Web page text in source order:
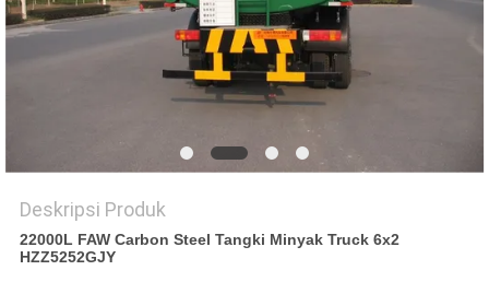
Deskripsi Produk
22000L FAW Carbon Steel Tangki Minyak Truck 6x2
HZZ5252GJY